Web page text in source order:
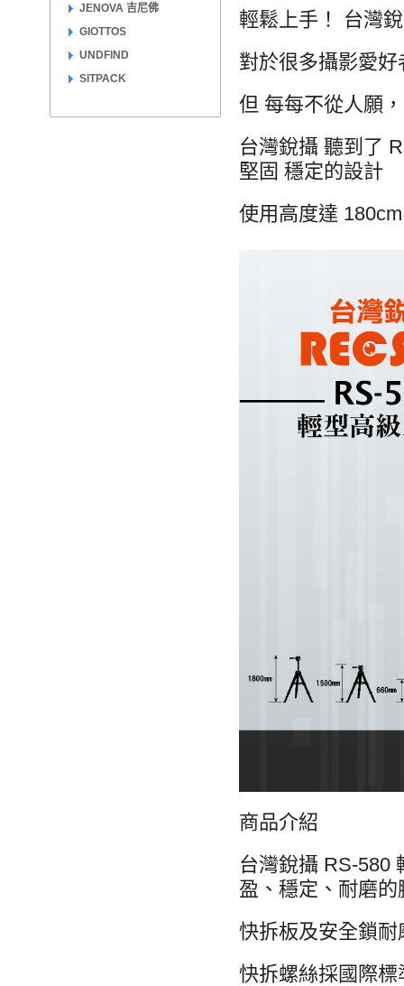
JENOVA 吉尼佛
GIOTTOS
UNDFIND
SITPACK
輕鬆上手！ 台灣
對於很多攝影愛
但 每每不從人願
台灣銳攝 聽到了
堅固 穩定的設計
使用高度達
商品介紹
台灣銳攝 RS-580
盈、穩定、耐磨
快拆板及安全鎖
快拆螺絲採國際